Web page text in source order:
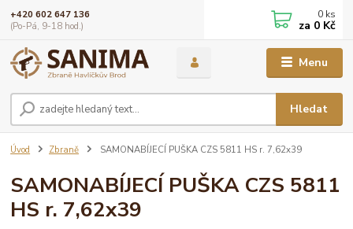
Menu
Hledat
+420 602 647 136
(Po-Pá, 9-18 hod.)
0 ks
za 0 Kč
Úvod Zbraně SAMONABÍJECÍ PUŠKA CZS 5811 HS r. 7,62x39
SAMONABÍJECÍ PUŠKA CZS 5811
HS r. 7,62x39